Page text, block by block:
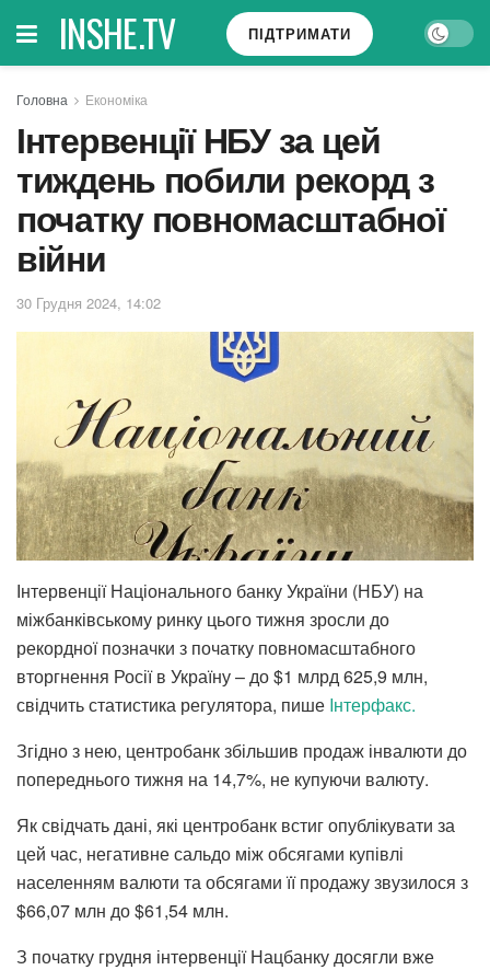
INSHE.TV ПІДТРИМАТИ
Головна Економіка
Інтервенції НБУ за цей
тиждень побили рекорд з
початку повномасштабної
війни
30 Грудня 2024, 14:02
Інтервенції Національного банку України (НБУ) на
міжбанківському ринку цього тижня зросли до
рекордної позначки з початку повномасштабного
вторгнення Росії в Україну – до $1 млрд 625,9 млн,
свідчить статистика регулятора, пише Iнтерфакс.
Згідно з нею, центробанк збільшив продаж інвалюти до
попереднього тижня на 14,7%, не купуючи валюту.
Як свідчать дані, які центробанк встиг опублікувати за
цей час, негативне сальдо між обсягами купівлі
населенням валюти та обсягами її продажу звузилося з
$66,07 млн до $61,54 млн.
З початку грудня інтервенції Нацбанку досягли вже